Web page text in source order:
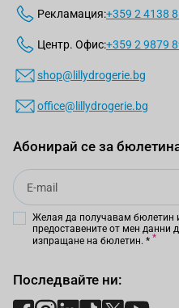
Рекламация:+359 2 4138
Центр. Офис:+359 2 9879
shop@lillydrogerie.bg
office@lillydrogerie.bg
Абонирай се за
Email
Желая да получавам бюлетин
предоставените от мен данни
изпращане на бюлетин. *
Последвайте ни: